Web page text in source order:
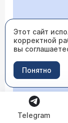
ГИС ГМУ
Этот сайт
корректной
вы
Понятно
Telegram